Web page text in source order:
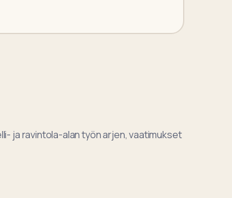
ja ravintola-alan työn arjen, vaatimukset